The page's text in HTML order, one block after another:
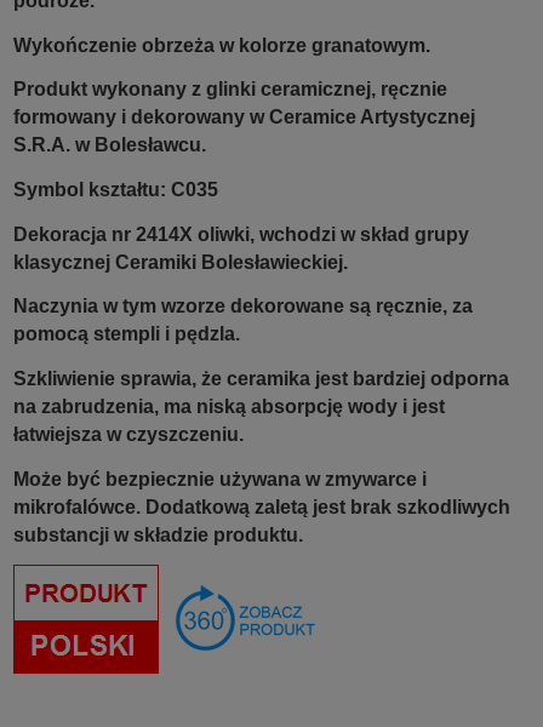
Wykończenie obrzeża w kolorze granatowym.
Produkt wykonany z glinki ceramicznej, ręcznie
formowany i dekorowany w Ceramice Artystycznej
S.R.A. w Bolesławcu.
Symbol kształtu: C035
Dekoracja nr 2414X oliwki, wchodzi w skład grupy
klasycznej Ceramiki Bolesławieckiej.
Naczynia w tym wzorze dekorowane są ręcznie, za
pomocą stempli i pędzla.
Szkliwienie sprawia, że ceramika jest bardziej odporna
na zabrudzenia, ma niską absorpcję wody i jest
łatwiejsza w czyszczeniu.
Może być bezpiecznie używana w zmywarce i
mikrofalówce. Dodatkową zaletą jest brak szkodliwych
substancji w składzie produktu.